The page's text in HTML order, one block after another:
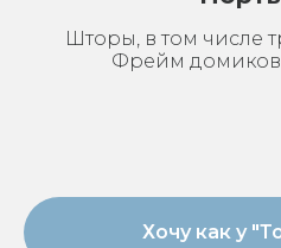
Шторы, в том числе
Фрейм домиков,
Хочу как у
Самое главное - это комплексность.
контрагентов, то сложно все в одну